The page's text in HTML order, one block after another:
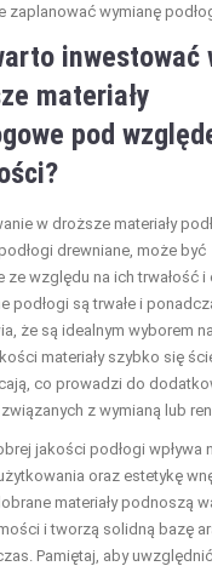
zaplanować wymianę
inwestować
materiały
pod
w droższe materiały
drewniane, może być
ze względu na ich trwałość i
podłogi są trwałe i
że są idealnym wyborem
materiały szybko się
co prowadzi do
z wymianą lub
jakości podłogi wpływa
oraz estetykę
materiały podnoszą
i tworzą solidną bazę
Pamiętaj, aby